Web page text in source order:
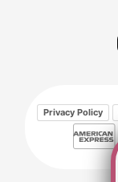
Privacy Policy